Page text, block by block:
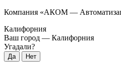
Компания «АКОМ —
Калифорния
Ваш город — Калифорния
Угадали?